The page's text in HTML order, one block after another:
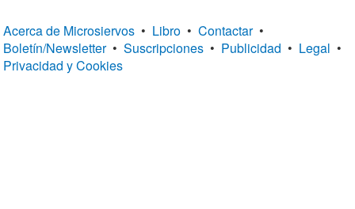
Acerca de Microsiervos • Libro • Contactar •
Boletín/Newsletter • Suscripciones • Publicidad • Legal •
Privacidad y Cookies